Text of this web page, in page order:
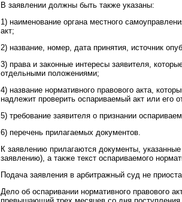
В заявлении должны быть также указаны:
1) наименование органа местного
акт;
2) название, номер, дата принятия, источник
3) права и законные интересы заявителя,
отдельными положениями;
4) название нормативного правового акта,
надлежит проверить оспариваемый акт или его
5) требование заявителя о признании
6) перечень прилагаемых документов.
К заявлению прилагаются документы,
заявлению), а также текст оспариваемого
Подача заявления в арбитражный суд не
Дело об оспаривании нормативного правового